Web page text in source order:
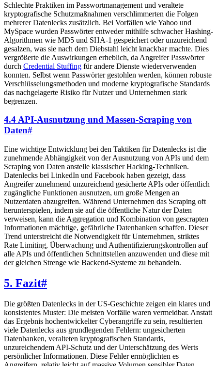
Schlechte Praktiken im Passwortmanagement und veraltete
kryptografische Schutzmaßnahmen verschlimmerten die Folgen
mehrerer Datenlecks zusätzlich. Bei Vorfällen wie Yahoo und
MySpace wurden Passwörter entweder mithilfe schwacher Hashing-
Algorithmen wie MD5 und SHA-1 gespeichert oder unzureichend
gesalzen, was sie nach dem Diebstahl leicht knackbar machte. Dies
vergrößerte die Auswirkungen erheblich, da Angreifer Passwörter
durch Credential Stuffing für andere Dienste wiederverwenden
konnten. Selbst wenn Passwörter gestohlen werden, können robuste
Verschlüsselungsmethoden und moderne kryptografische Standards
das nachgelagerte Risiko für Nutzer und Unternehmen stark
begrenzen.
4.4 API-Ausnutzung und Massen-Scraping von
Daten#
Eine wichtige Entwicklung bei den Taktiken für Datenlecks ist die
zunehmende Abhängigkeit von der Ausnutzung von APIs und dem
Scraping von Daten anstelle klassischer Hacking-Techniken.
Datenlecks bei LinkedIn und Facebook haben gezeigt, dass
Angreifer zunehmend unzureichend gesicherte APIs oder öffentlich
zugängliche Funktionen ausnutzen, um große Mengen an
Nutzerdaten abzugreifen. Während Unternehmen das Scraping oft
herunterspielen, indem sie auf die öffentliche Natur der Daten
verweisen, kann die Aggregation und Kombination von gescrapten
Informationen mächtige, gefährliche Datenbanken schaffen. Dieser
Trend unterstreicht die Notwendigkeit für Unternehmen, striktes
Rate Limiting, Überwachung und Authentifizierungskontrollen auf
alle APIs und öffentlichen Schnittstellen anzuwenden und diese mit
der gleichen Strenge wie Backend-Systeme zu behandeln.
5. Fazit#
Die größten Datenlecks in der US-Geschichte zeigen ein klares und
konsistentes Muster: Die meisten Vorfälle waren vermeidbar. Anstatt
das Ergebnis hochentwickelter Cyberangriffe zu sein, resultierten
viele Datenlecks aus grundlegenden Fehlern: ungesicherten
Datenbanken, veralteten kryptografischen Standards,
unzureichendem API-Schutz und der Unterschätzung des Werts
persönlicher Informationen. Diese Fehler ermöglichten es